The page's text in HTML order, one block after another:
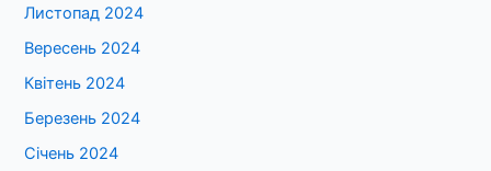
Листопад 2024
Вересень 2024
Квітень 2024
Березень 2024
Січень 2024